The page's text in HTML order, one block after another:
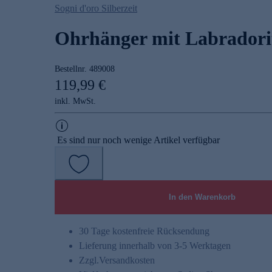
Sogni d'oro Silberzeit
Ohrhänger mit
Bestellnr. 489008
119,99 €
inkl. MwSt.
Es sind nur noch wenige Artikel verfügbar
In den Warenkorb
30 Tage kostenfreie Rücksendung
Lieferung innerhalb von 3-5 Werktagen
Zzgl.Versandkosten